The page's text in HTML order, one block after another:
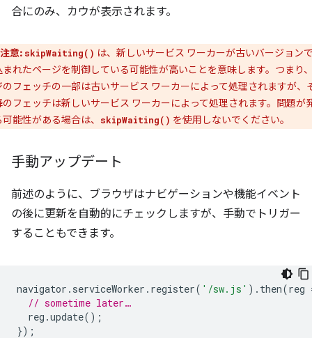
合にのみ、カウが表示されます。
注意: skipWaiting() は、新しいサービス ワーカーが古いバージョン
まれたページを制御している可能性が高いことを意味します。つまり
のフェッチの一部は古いサービス ワーカーによって処理されますが、
のフェッチは新しいサービス ワーカーによって処理されます。問題が
能性がある場合は、
skipWaiting() を使用しないでください。
手動アップデート
前述のように、ブラウザはナビゲーションや機能イベント
の後に更新を自動的にチェックしますが、手動でトリガー
することもできます。
navigator . serviceWorker . register( '/sw.js' ). then(reg
// sometime later…
reg .update();
});